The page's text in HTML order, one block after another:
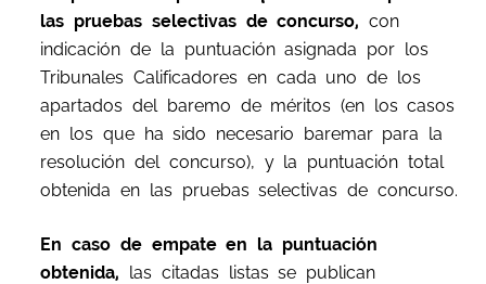
las pruebas selectivas de concurso, con
indicación de la puntuación asignada por los
Tribunales Calificadores en cada uno de los
apartados del baremo de méritos (en los casos
en los que ha sido necesario baremar para la
resolución del concurso), y la puntuación total
obtenida en las pruebas selectivas de concurso.
En caso de empate en la puntuación
obtenida, las citadas listas se publican